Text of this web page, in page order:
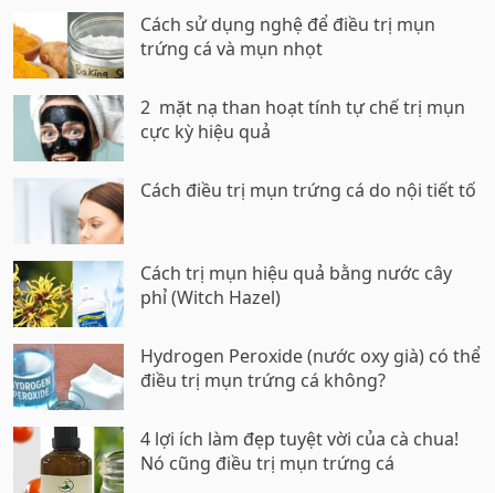
Cách sử dụng nghệ để điều trị mụn
trứng cá và mụn nhọt
2 mặt nạ than hoạt tính tự chế trị mụn
cực kỳ hiệu quả
Cách điều trị mụn trứng cá do nội tiết tố
Cách trị mụn hiệu quả bằng nước cây
phỉ (Witch Hazel)
Hydrogen Peroxide (nước oxy già) có thể
điều trị mụn trứng cá không?
4 lợi ích làm đẹp tuyệt vời của cà chua!
Nó cũng điều trị mụn trứng cá